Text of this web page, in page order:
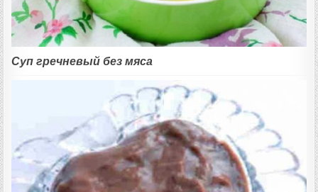
Суп гречневый без мяса